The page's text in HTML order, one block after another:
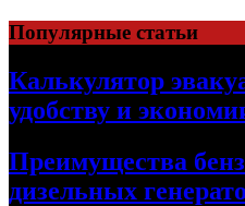
Skip
to
content
Популярные статьи
Калькулятор
удобству и
Преимущества
дизельных